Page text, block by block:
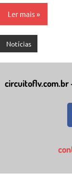
Ler mais
Notícias
circuitoflv.com.br